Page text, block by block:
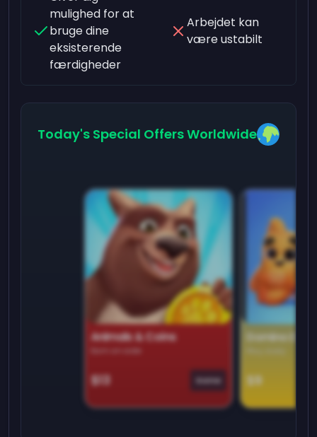
mulighed for at
bruge dine
eksisterende
færdigheder
Arbejdet kan
være ustabilt
Today's Special Offers Worldwide
Animals & Coins
Earn on side
$13 Game
Domino
$9